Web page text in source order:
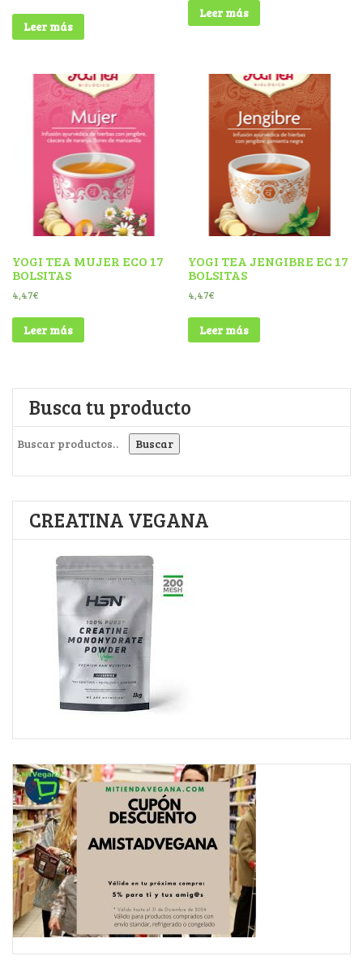
Leer más
Leer más
YOGI TEA MUJER ECO 17
BOLSITAS
4,47€
Leer más
YOGI TEA JENGIBRE EC 17
BOLSITAS
4,47€
Leer más
Busca tu producto
Buscar
CREATINA VEGANA